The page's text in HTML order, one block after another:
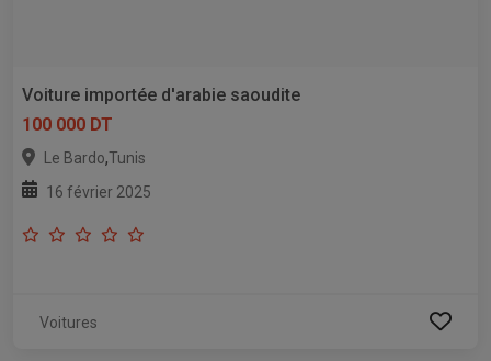
Voiture importée d'arabie saoudite
100 000 DT
Le Bardo,Tunis
16 février 2025
Voitures